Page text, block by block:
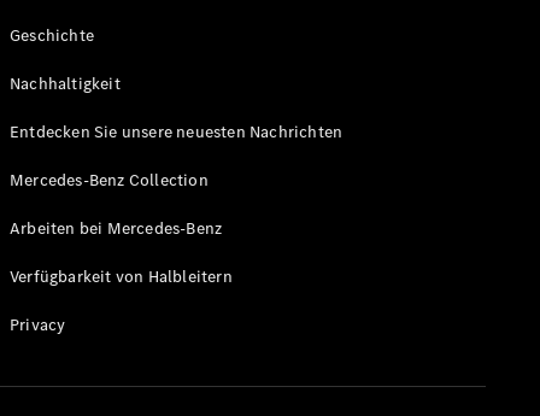
Geschichte
Nachhaltigkeit
Entdecken Sie unsere neuesten Nachrichten
Mercedes-Benz Collection
Arbeiten bei Mercedes-Benz
Verfügbarkeit von Halbleitern
Privacy